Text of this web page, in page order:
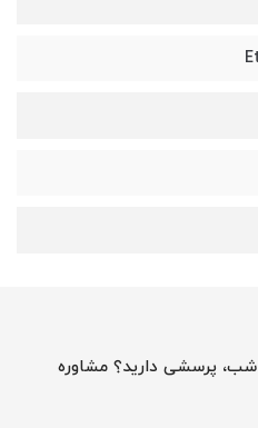
شنبه تا پنج شنبه 10 صبح تا 9 شب، پرسشی دارید؟ مشاوره